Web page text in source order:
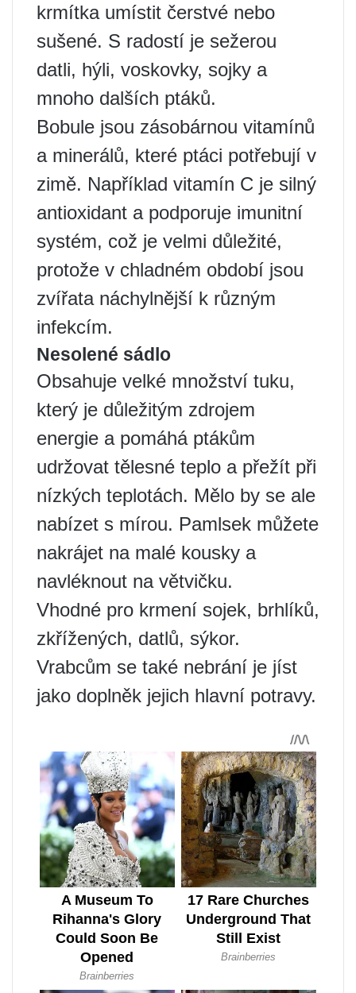
krmítka umístit čerstvé nebo
sušené. S radostí je sežerou
datli, hýli, voskovky, sojky a
mnoho dalších ptáků.
Bobule jsou zásobárnou vitamínů
a minerálů, které ptáci potřebují v
zimě. Například vitamín C je silný
antioxidant a podporuje imunitní
systém, což je velmi důležité,
protože v chladném období jsou
zvířata náchylnější k různým
infekcím.
Nesolené sádlo
Obsahuje velké množství tuku,
který je důležitým zdrojem
energie a pomáhá ptákům
udržovat tělesné teplo a přežít při
nízkých teplotách. Mělo by se ale
nabízet s mírou. Pamlsek můžete
nakrájet na malé kousky a
navléknout na větvičku.
Vhodné pro krmení sojek, brhlíků,
zkřížených, datlů, sýkor.
Vrabcům se také nebrání je jíst
jako doplněk jejich hlavní potravy.